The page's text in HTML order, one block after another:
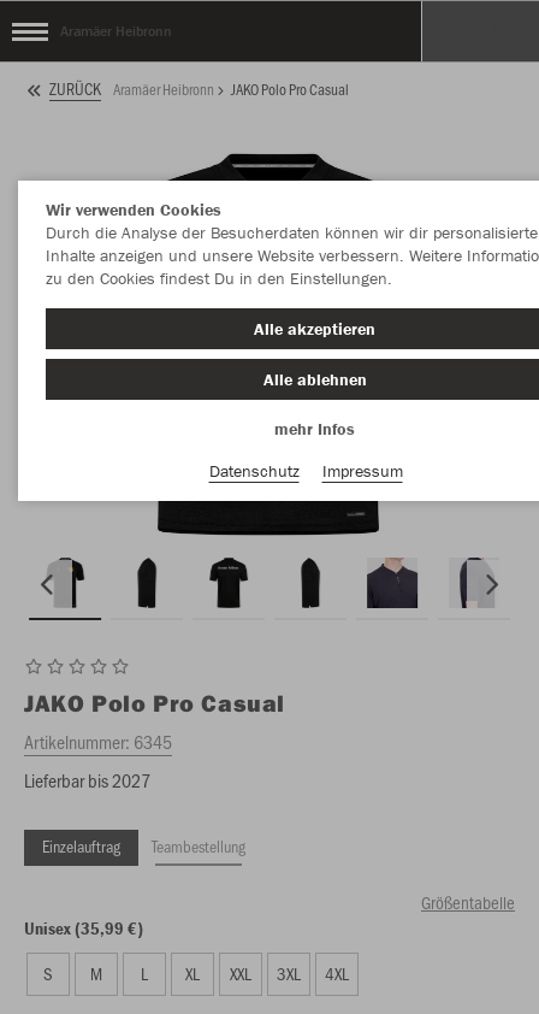
Aramäer Heibronn
ZURÜCK Aramäer Heibronn JAKO Polo Pro Casual
JAKO Polo Pro Casual
Artikelnummer: 6345
Lieferbar bis 2027
Einzelauftrag Teambestellung
Größentabelle
Unisex (35,99 €)
S M L XL XXL 3XL 4XL
Wir verwenden Cookies
Durch die Analyse der Besucherdaten können wir dir personalisierte
Inhalte anzeigen und unsere Website verbessern. Weitere
zu den Cookies findest Du in den Einstellungen.
Alle akzeptieren
Alle ablehnen
mehr Infos
Datenschutz
Impressum